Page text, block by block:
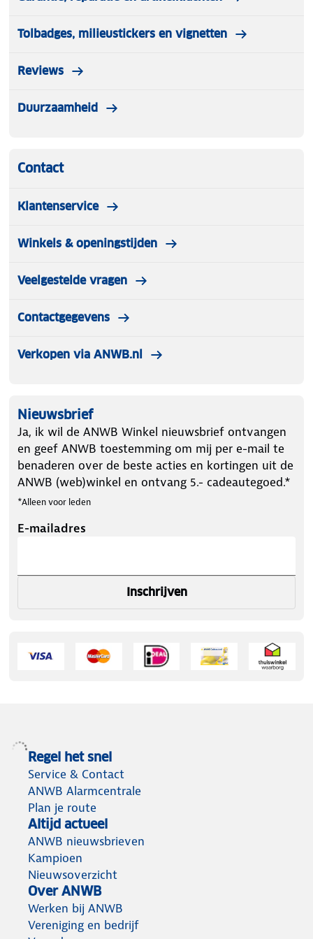
Tolbadges, milieustickers en vignetten
Reviews
Duurzaamheid
Contact
Klantenservice
Winkels & openingstijden
Veelgestelde vragen
Contactgegevens
Verkopen via ANWB.nl
Nieuwsbrief
Ja, ik wil de ANWB Winkel nieuwsbrief ontvangen
en geef ANWB toestemming om mij per e-mail te
benaderen over de beste acties en kortingen uit de
ANWB (web)winkel en ontvang 5.- cadeautegoed.*
*Alleen voor leden
E-mailadres
Inschrijven
Regel het snel
Service & Contact
ANWB Alarmcentrale
Plan je route
Altijd actueel
ANWB nieuwsbrieven
Kampioen
Nieuwsoverzicht
Over ANWB
Werken bij ANWB
Vereniging en bedrijf